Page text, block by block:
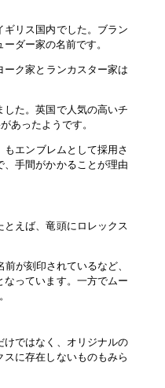
リス国内でした。ブラン
ダー家の名前です。
ク家とランカスター家は
た。英国で人気の高いチ
あったようです。
エンブレムとして採用さ
手間がかかることが理由
えば、竜頭にロレックス
が刻印されているなど、
っています。一方でムー
ではなく、オリジナルの
に存在しないものもみら